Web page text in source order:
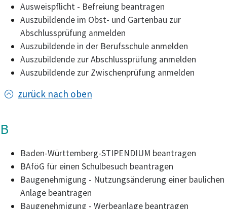
Ausweispflicht - Befreiung beantragen
Auszubildende im Obst- und Gartenbau zur
Abschlussprüfung anmelden
Auszubildende in der Berufsschule anmelden
Auszubildende zur Abschlussprüfung anmelden
Auszubildende zur Zwischenprüfung anmelden
zurück nach oben
B
Baden-Württemberg-STIPENDIUM beantragen
BAföG für einen Schulbesuch beantragen
Baugenehmigung - Nutzungsänderung einer baulichen
Anlage beantragen
Baugenehmigung - Werbeanlage beantragen